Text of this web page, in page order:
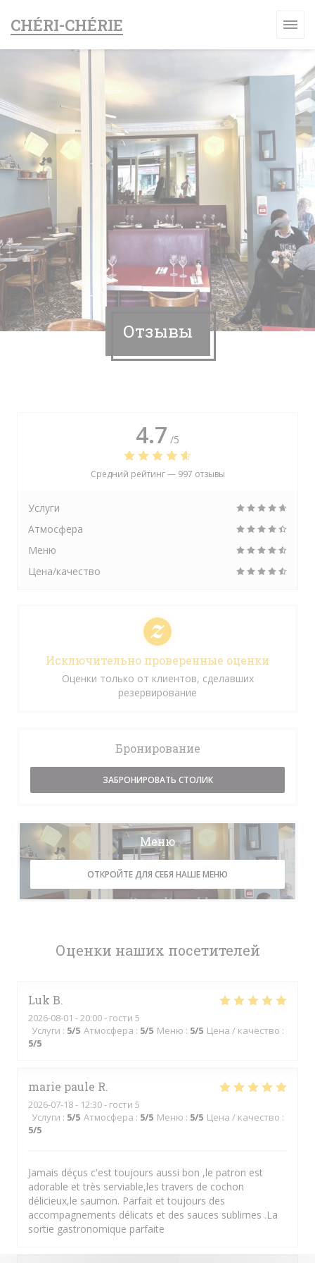
CHÉRI-CHÉRIE
Отзывы
Оценки наших посетителей
Luk B
2026-08-01 - 20:00 - гости 5
Услуги : 5/5 Атмосфера : 5/5 Меню : 5/5 Цена / качество :
5/5
marie paule R
2026-07-18- 12:30 - гости 5
Услуги : 5/5 Атмосфера : 5/5 Меню : 5/5 Цена / качество :
5/5
Jamais déçus c'est toujours aussi bon ,le patron est
adorable et très serviable,les travers de cochon
délicieux,le saumon. Parfait et toujours des
accompagnements délicats et des sauces sublimes .La
sortie gastronomique parfaite
4.7 /5
Средний рейтинг — 997 отзывы
Услуги
Атмосфера
Меню
Цена/качество
Исключительно проверенные оценки
Оценки только от клиентов, сделавших
резервирование
Бронирование
ЗАБРОНИРОВАТЬ СТОЛИК
Меню
ОТКРОЙТЕ ДЛЯ СЕБЯ НАШЕ МЕНЮ